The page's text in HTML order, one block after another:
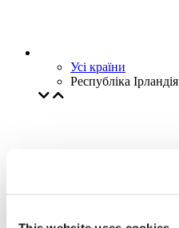
Усі країни
Республіка Ірландія